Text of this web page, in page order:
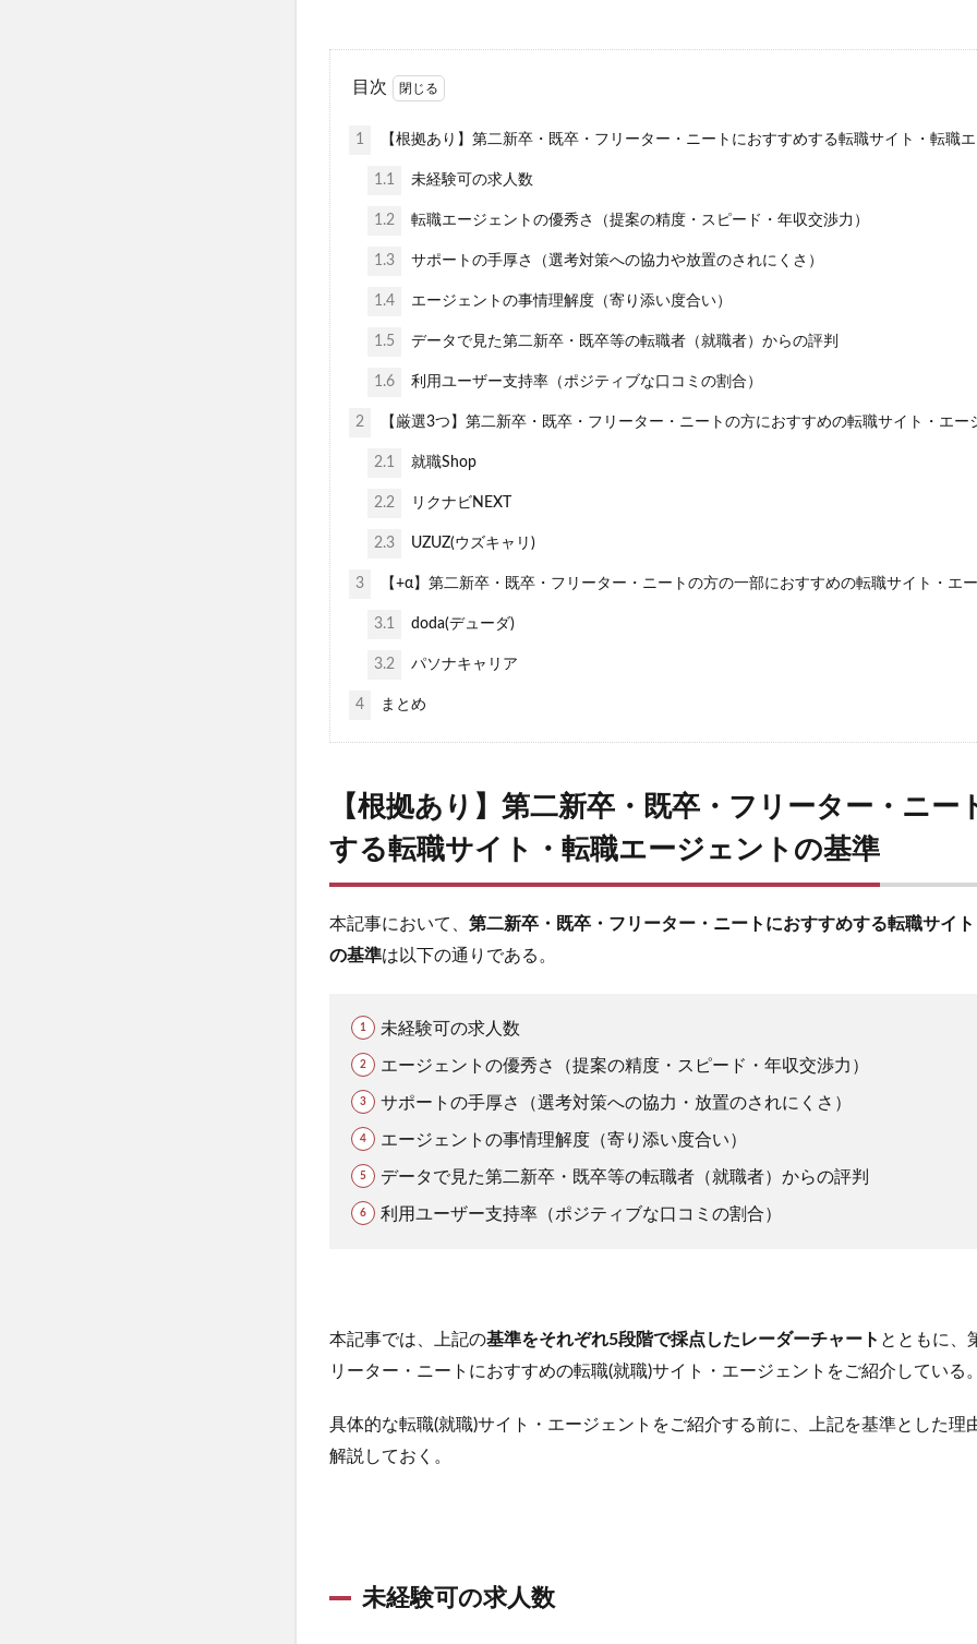
目次
1 【根拠あり】第二新卒・既卒・フリーター・ニートにおすすめする転職サイト・転職
1.1 未経験可の求人数
1.2 転職エージェントの優秀さ（提案の精度・スピード・年収交渉力）
1.3 サポートの手厚さ（選考対策への協力や放置のされにくさ）
1.4 エージェントの事情理解度（寄り添い度合い）
1.5 データで見た第二新卒・既卒等の転職者（就職者）からの評判
1.6 利用ユーザー支持率（ポジティブな口コミの割合）
2 【厳選3つ】第二新卒・既卒・フリーター・ニートの方におすすめの転職サイト・エー
2.1 就職Shop
2.2 リクナビNEXT
2.3 UZUZ(ウズキャリ)
3 【+α】第二新卒・既卒・フリーター・ニートの方の一部におすすめの転職サイト・エ
3.1 doda(デューダ)
3.2 パソナキャリア
4 まとめ
【根拠あり】第二新卒・既卒・フリーター・ニー
する転職サイト・転職エージェントの基準
本記事において、 第二新卒・既卒・フリーター・ニートにおすすめする転職サイ
の基準は以下の通りである。
未経験可の求人数
エージェントの優秀さ（提案の精度・スピード・年収交渉力）
サポートの手厚さ（選考対策への協力・放置のされにくさ）
エージェントの事情理解度（寄り添い度合い）
データで見た第二新卒・既卒等の転職者（就職者）からの評判
利用ユーザー支持率（ポジティブな口コミの割合）
本記事では、上記の基準をそれぞれ5段階で採点したレーダーチャート とともに、
リーター・ニートにおすすめの転職(就職)サイト・エージェントをご紹介している。
具体的な転職(就職)サイト・エージェントをご紹介する前に、上記を基準とした理
解説しておく。
未経験可の求人数